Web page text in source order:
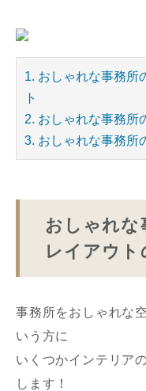
1. おしゃれな事務所
ト
2. おしゃれな事務所
3. おしゃれな事務所
おしゃれな
レイアウト
事務所をおしゃれな
いう方に
いくつかインテリア
します！